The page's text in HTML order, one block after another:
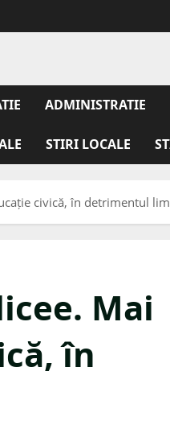
ADMINISTRATIE
STIRI LOCALE
civică, în detrimentul
Mai
în